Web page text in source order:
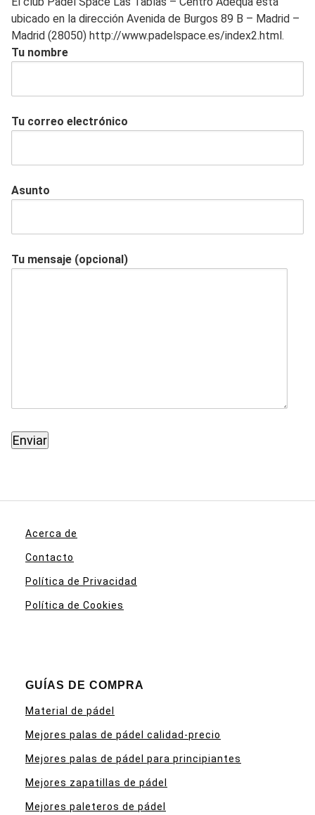
ubicado en la dirección Avenida de Burgos 89 B – Madrid –
Madrid (28050) http://www.padelspace.es/index2.html.
Tu nombre
Tu correo electrónico
Asunto
Tu mensaje (opcional)
Acerca de
Contacto
Política de Privacidad
Política de Cookies
GUÍAS DE COMPRA
Material de pádel
Mejores palas de pádel calidad-precio
Mejores palas de pádel para principiantes
Mejores zapatillas de pádel
Mejores paleteros de pádel